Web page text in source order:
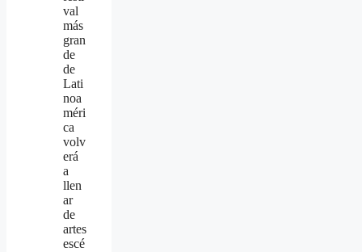
val
más
gran
de
de
Lati
noa
méri
ca
volv
erá
a
llen
ar
de
artes
escé